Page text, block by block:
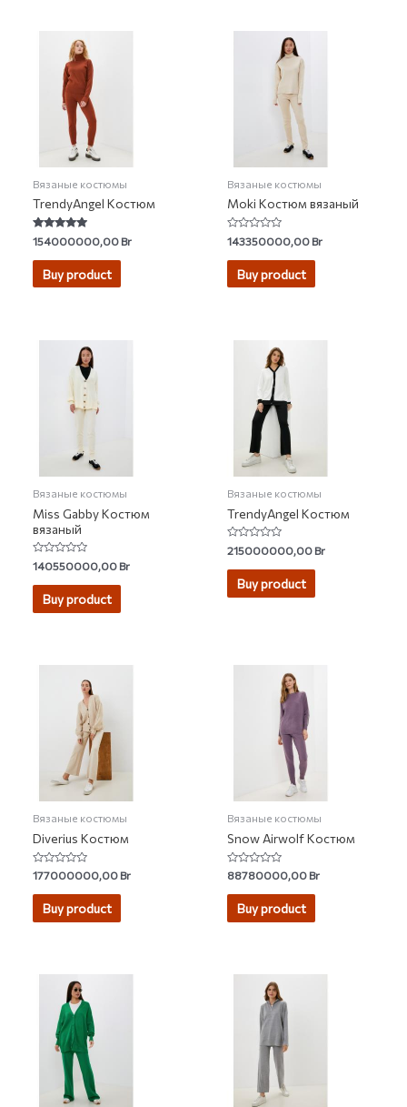
Вязаные костюмы
TrendyAngel Костюм
Rated
4.71
out of 5
154000000,00Br
Buy product
Вязаные костюмы
Moki Костюм вязаный
Rated
0
out
143350000,00Br
Buy product
Вязаные костюмы
Miss Gabby Костюм
вязаный
Rated
0
out
140550000,00Br
Buy product
Вязаные костюмы
TrendyAngel Костюм
Rated
0
out
215000000,00Br
Buy product
Вязаные костюмы
Diverius Костюм
Rated
0
out
177000000,00Br
Buy product
Вязаные костюмы
Snow Airwolf Костюм
Rated
0
out
88780000,00Br
Buy product